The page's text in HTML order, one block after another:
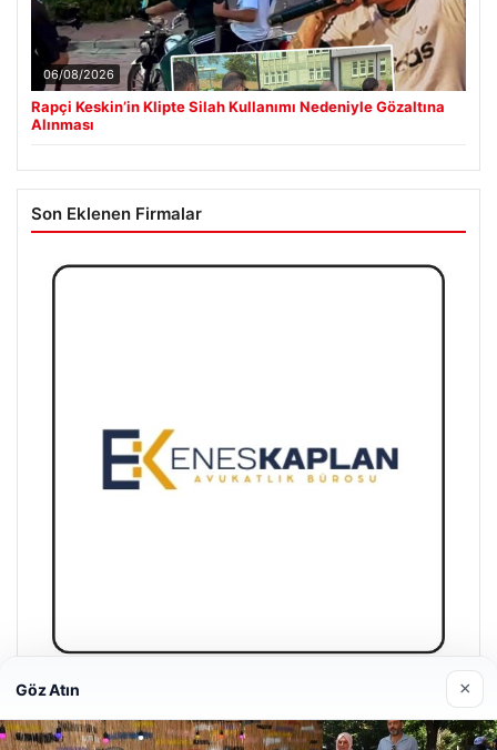
06/08/2026
Rapçi Keskin’in Klipte Silah Kullanımı Nedeniyle Gözaltına
Alınması
Son Eklenen Firmalar
Enes Kaplan Avukatlık Bürosu
28/04/2026
Göz Atın ×